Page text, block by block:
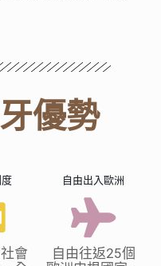
優勢
會
自由出入歐洲
自由往返25個